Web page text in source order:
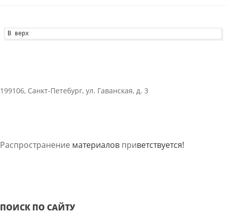
В верх
199106, Санкт-Петебург, ул. Гаванская, д. 3
Распространение материалов приветствуется!
ПОИСК ПО САЙТУ